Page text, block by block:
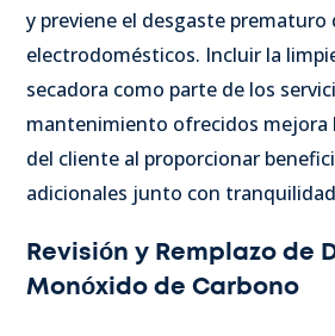
y previene el desgaste prematuro
electrodomésticos. Incluir la
secadora como parte de los
mantenimiento ofrecidos mejora
del cliente al proporcionar
adicionales junto con
Revisión y Remplazo de
Monóxido de Carbono